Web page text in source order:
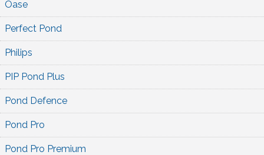
Oase
Perfect Pond
Philips
PIP Pond Plus
Pond Defence
Pond Pro
Pond Pro Premium